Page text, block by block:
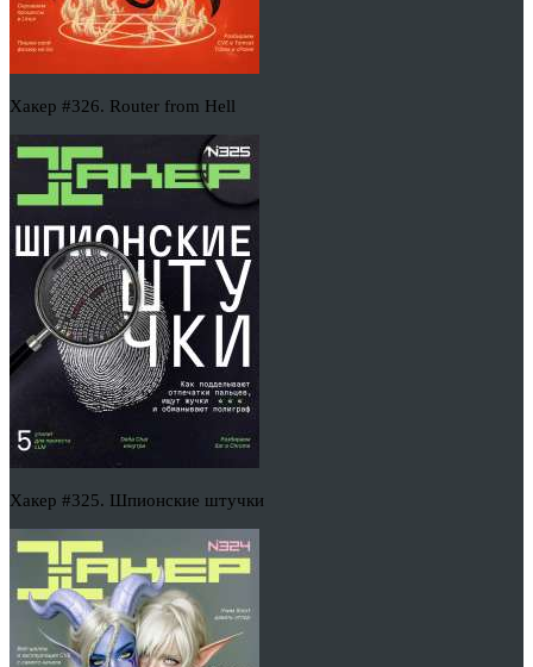
Хакер #326. Router from Hell
Хакер #325. Шпионские штучки